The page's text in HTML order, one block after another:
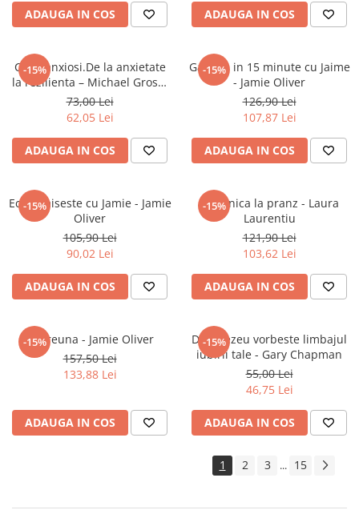
Povești și ficțiune pentru copii
Materiale educaționale
Benzi desenate
Hobby și activități pentru copii
Educație și carte școlară
Metoda Montessori
Culegeri și materiale auxiliare
Bibliografie școlară
Bibliografie didactică
Dicționare și gramatici
Pregătire Evaluare Națională
Romane și literatură
Clasici români și universali
Literatură modernă și
Thriller și mister
Young adult
ADAUGA IN COS ADAUGA IN COS
-15%
Copii anxiosi.De la anxietate
la rezilienta – Michael Grose,
Jodi Richardson
73,00 Lei
62,05 Lei
ADAUGA IN COS
-15%
Gateste in 15 minute cu Jaime
- Jamie Oliver
126,90 Lei
107,87 Lei
ADAUGA IN COS
-15%
Economiseste cu Jamie - Jamie
Oliver
105,90 Lei
90,02 Lei
ADAUGA IN COS
-15%
Duminica la pranz - Laura
Laurentiu
121,90 Lei
103,62 Lei
ADAUGA IN COS
-15%
Impreuna - Jamie Oliver
157,50 Lei
133,88 Lei
ADAUGA IN COS
-15%
Dumnezeu vorbeste limbajul
iubirii tale - Gary Chapman
55,00 Lei
46,75 Lei
ADAUGA IN COS
1 2 3 ... 15